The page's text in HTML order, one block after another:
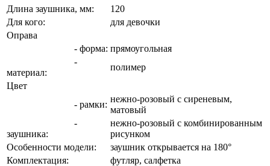
Длина заушника, мм:
120
Для кого:
для девочки
Оправа
- форма: прямоугольная
-
материал:
полимер
Цвет
- рамки:
нежно-розовый с сиреневым,
матовый
-
заушника:
нежно-розовый с комбинированным
рисунком
Особенности модели:
заушник открывается на 180°
Комплектация:
футляр, салфетка